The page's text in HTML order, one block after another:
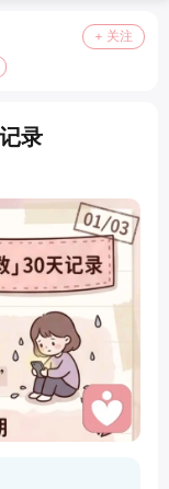
+ 关注
录